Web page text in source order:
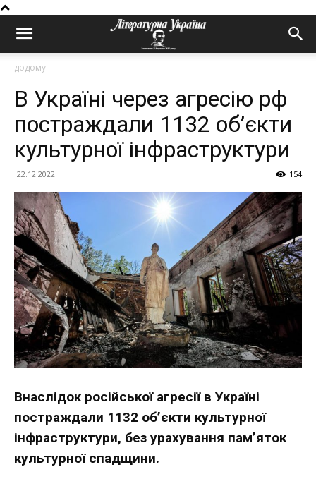
додому
В Україні через агресію рф
постраждали 1132 об’єкти
культурної інфраструктури
22.12.2022 154
Внаслідок російської агресії в Україні
постраждали 1132 об’єкти культурної
інфраструктури, без урахування пам’яток
культурної спадщини.